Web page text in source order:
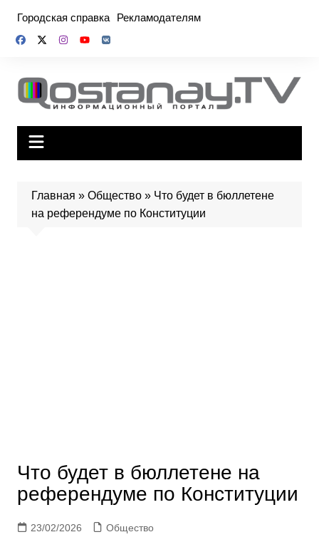
содержимому
Городская справка Рекламодателям
Главная » Общество» Что будет в бюллетене
на референдуме по Конституции
Что будет в бюллетене на
референдуме по Конституции
23/02/2026 Общество